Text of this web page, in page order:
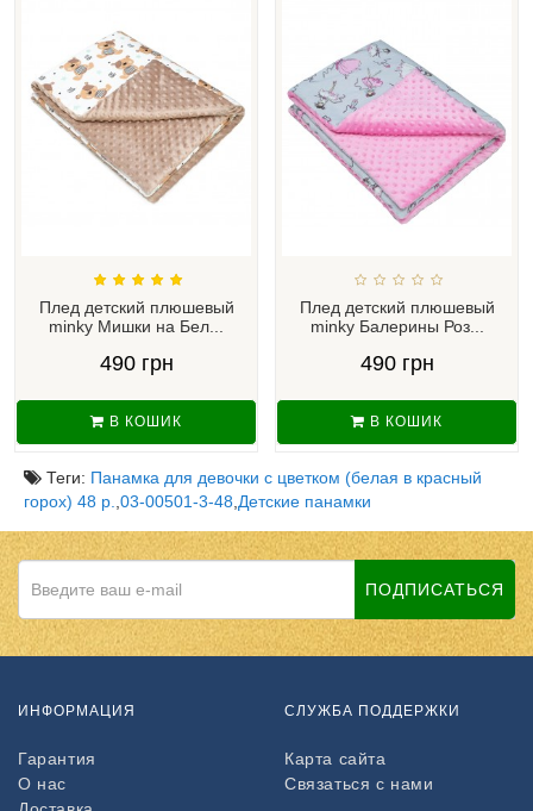
Плед детский плюшевый
minky Мишки на Бел...
490 грн
В КОШИК
Плед детский плюшевый
minky Балерины Роз...
490 грн
В КОШИК
Теги: Панамка для девочки с цветком (белая в красный
горох) 48 р. 03-00501-3-48 Детские панамки
ПОДПИСАТЬСЯ
ИНФОРМАЦИЯ
Гарантия
О нас
СЛУЖБА ПОДДЕРЖКИ
Карта сайта
Связаться с нами